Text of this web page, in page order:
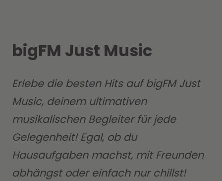
bigFM Just Music
Erlebe die besten Hits auf bigFM Just
Music, deinem ultimativen
musikalischen Begleiter für jede
Gelegenheit! Egal, ob du
Hausaufgaben machst, mit Freunden
abhängst oder einfach nur chillst!